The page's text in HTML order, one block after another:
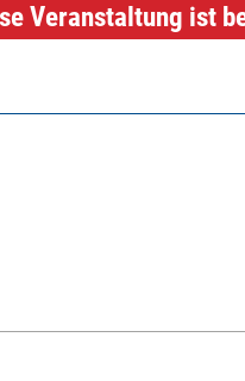
Veranstaltung ist